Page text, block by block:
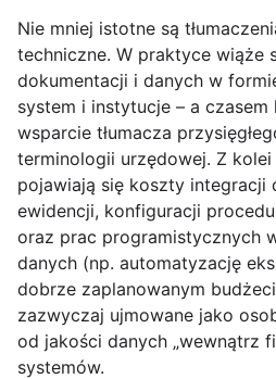
Nie mniej istotne są
techniczne. W praktyce wiąże
dokumentacji i danych w
system i instytucje – a czasem
wsparcie tłumacza
terminologii urzędowej. Z
pojawiają się koszty integracji
ewidencji, konfiguracji
oraz prac programistycznych
danych (np. automatyzację
dobrze zaplanowanym
zazwyczaj ujmowane jako
od jakości danych „wewnątrz
systemów.